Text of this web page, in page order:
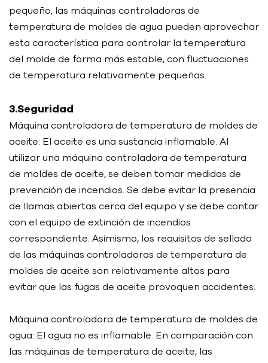
pequeño, las máquinas controladoras de
temperatura de moldes de agua pueden aprovechar
esta característica para controlar la temperatura
del molde de forma más estable, con fluctuaciones
de temperatura relativamente pequeñas.
3.Seguridad
Máquina controladora de temperatura de moldes de
aceite: El aceite es una sustancia inflamable. Al
utilizar una máquina controladora de temperatura
de moldes de aceite, se deben tomar medidas de
prevención de incendios. Se debe evitar la presencia
de llamas abiertas cerca del equipo y se debe contar
con el equipo de extinción de incendios
correspondiente. Asimismo, los requisitos de sellado
de las máquinas controladoras de temperatura de
moldes de aceite son relativamente altos para
evitar que las fugas de aceite provoquen accidentes.
Máquina controladora de temperatura de moldes de
agua: El agua no es inflamable. En comparación con
las máquinas de temperatura de aceite, las